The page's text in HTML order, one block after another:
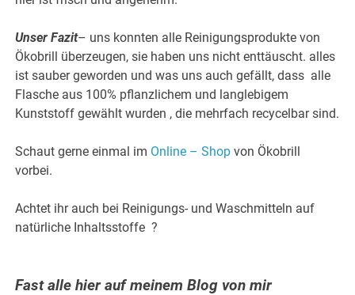
Unser Fazit– uns konnten alle Reinigungsprodukte von
Ökobrill überzeugen, sie haben uns nicht enttäuscht. alles
ist sauber geworden und was uns auch gefällt, dass alle
Flasche aus 100% pflanzlichem und langlebigem
Kunststoff gewählt wurden , die mehrfach recycelbar sind.
Schaut gerne einmal im Online – Shop von Ökobrill
vorbei.
Achtet ihr auch bei Reinigungs- und Waschmitteln auf
natürliche Inhaltsstoffe ?
Fast alle hier auf meinem Blog von mir